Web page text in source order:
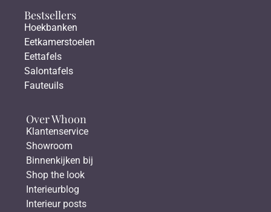
Bestsellers
Hoekbanken
Eetkamerstoelen
Eettafels
Salontafels
Fauteuils
Over Whoon
Klantenservice
Showroom
Binnenkijken bij
Shop the look
Interieurblog
Interieur posts